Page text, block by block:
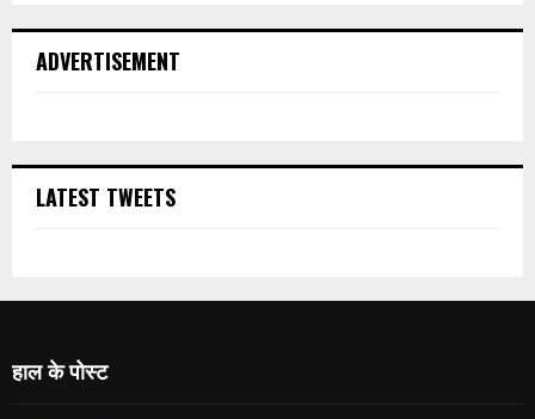
ADVERTISEMENT
LATEST TWEETS
हाल के पोस्ट